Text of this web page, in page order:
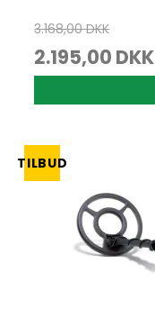
3.168,00 DKK
2.195,00 DKK
TILBUD